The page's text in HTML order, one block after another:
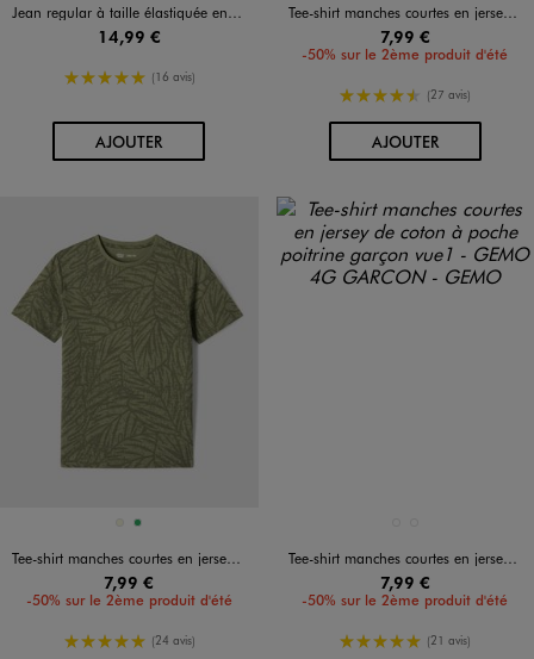
Jean regular à taille élastiquée en coton fin délavé garçon
14,99 €
5/5 de moyenne
(16 avis)
AJOUTERAU PANIER
Tee-shirt manches courtes en jersey de coton flammé rayé garçon
7,99 €
-50% sur le 2ème produit d'été
4.5/5 de moyenne
(27 avis)
AJOUTERAU PANIER
Disponible en 2 coloris
BEIGEVERT
Tee-shirt manches courtes en jersey de coton imprimé feuillage garçon
7,99 €
-50% sur le 2ème produit d'été
5/5 de moyenne
(24 avis)
Tee-shirt manches courtes en jersey de coton à poche poitrine garçon
7,99 €
-50% sur le 2ème produit d'été
5/5 de moyenne
(21 avis)